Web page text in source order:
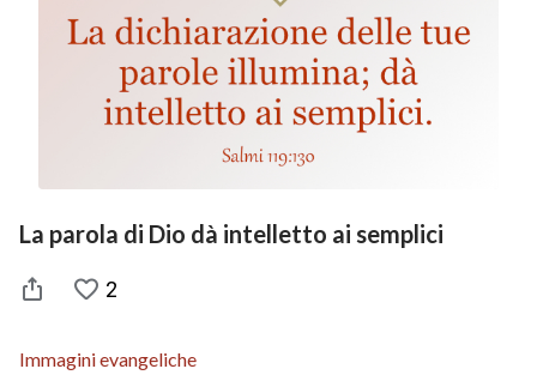
La parola di Dio dà intelletto ai semplici
2
Immagini evangeliche